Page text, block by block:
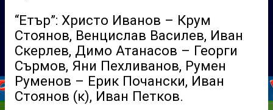
“Етър”: Христо Иванов – Крум
Стоянов, Венцислав Василев, Иван
Скерлев, Димо Атанасов – Георги
Сърмов, Яни Пехливанов, Румен
Руменов – Ерик Почански, Иван
Стоянов (к), Иван Петков.